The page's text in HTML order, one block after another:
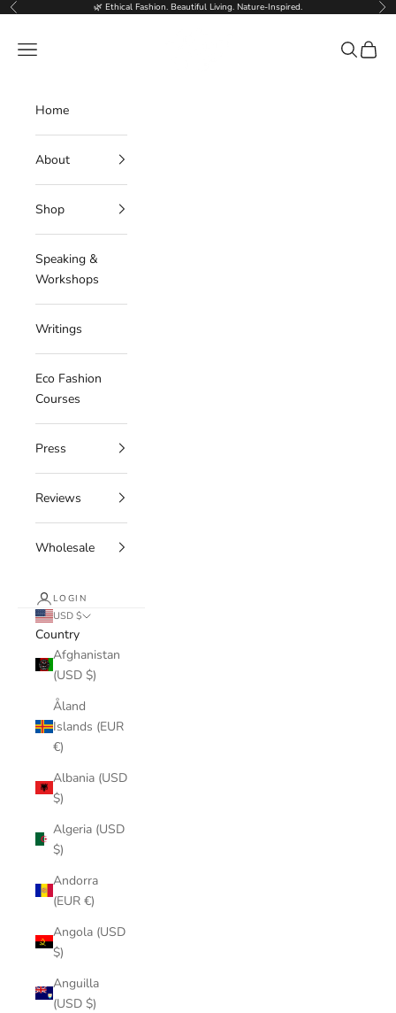
Skip to content
Previous 🌿 Ethical Fashion. Beautiful Living. Nature-Inspired.
Navigation menu Search
Cart
Home
About
Shop
Speaking &
Workshops
Writings
Eco Fashion
Courses
Press
Reviews
Wholesale
LOGIN
USD $
Country
Afghanistan
(USD $)
Åland
Islands (EUR
€)
Albania (USD
$)
Algeria (USD
$)
Andorra
(EUR €)
Angola (USD
$)
Anguilla
(USD $)